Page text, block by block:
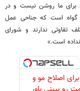
برای ما روشن نیست و در
گواه است که جناحی عمل
تفاوتی ندارند و شورای
است.»
برای اصلاح مو و